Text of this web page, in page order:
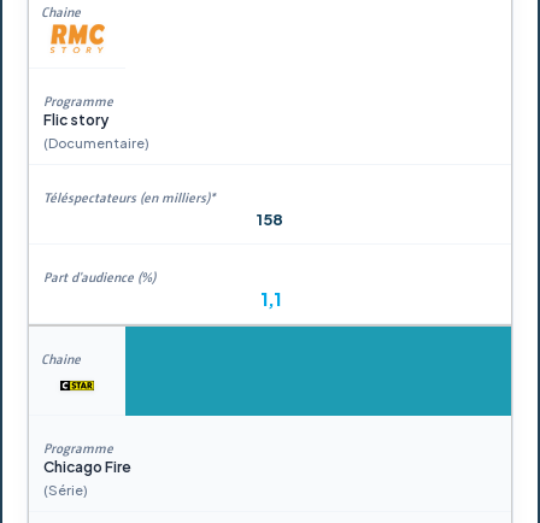
Flic story
(Documentaire)
158
1,1
Chicago Fire
(Série)